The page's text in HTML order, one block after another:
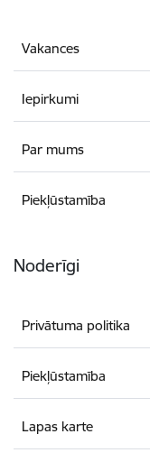
Vakances
Iepirkumi
Par mums
Piekļūstamība
Noderīgi
Privātuma politika
Piekļūstamība
Lapas karte